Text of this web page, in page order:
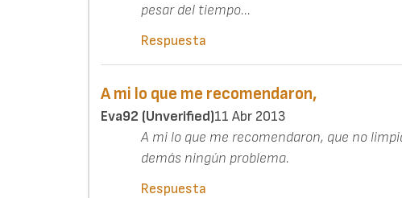
pesar del tiempo...
Respuesta
A mi lo que me recomendaron,
Eva92 (unverified)11 Abr 2013
A mi lo que me recomendaron, que no
demás ningún problema.
Respuesta